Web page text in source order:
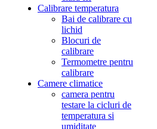
Calibrare temperatura
Bai de calibrare cu
lichid
Blocuri de
calibrare
Termometre pentru
calibrare
Camere climatice
camera pentru
testare la cicluri de
temperatura si
umiditate